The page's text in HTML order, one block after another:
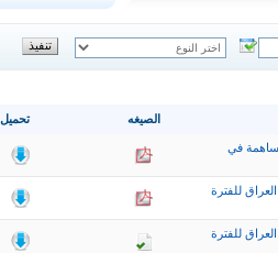
تحميل الصيغه
في
للفترة
للفترة